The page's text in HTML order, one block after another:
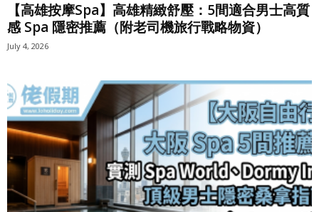
【高雄按摩Spa】高雄精緻舒壓：5間適合男士高質
感 Spa 隱密推薦（附老司機旅行戰略物資）
July 4, 2026